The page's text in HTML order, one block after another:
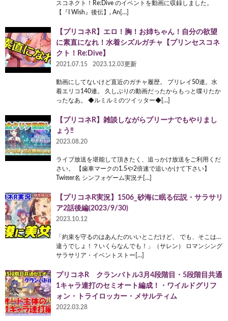
スコネクト！Re:Dive のイベントを動画に収録しました。
【『I Wish』後伝】, An[…]
【プリコネR】エロ！胸！お姉ちゃん！自分の欲望
に素直になれ！水着シズルガチャ【プリンセスコネ
クト！Re:Dive】
2021.07.15 2023.12.03更新
動画にしてないけど直近のガチャ履歴。 プリレイ50連。水
着エリコ140連。 久しぶりの動画だったからもっと喋りたか
ったなあ。 ◆ルミルミのツイッター◆[…]
【プリコネR】雑談しながらプリーナでもやりまし
ょう‼
2023.08.20
ライブ放送を堪能して頂きたく、追っかけ放送をご利用くだ
さい。 【歯車マークの1.5や2倍速で追いかけて下さい】
Twitter名 シンフォゲーム実況チ[…]
【プリコネR実況】1506_砂海に眠る伝説・サラサリ
ア2話後編(2023/9/30)
2023.10.12
「約束を守るのはあんたのいいとこだけど、 でも、そこは…
違うでしょ！？いくらなんでも！」（サレン） ロマンシング
サラサリア・イベントストー[…]
プリコネR クランバトル3月4段階目・5段階目共通
1キャラ連打のセミオート編成！・ワイルドグリフ
ォン・トライロッカー・メサルティム
2022.03.28